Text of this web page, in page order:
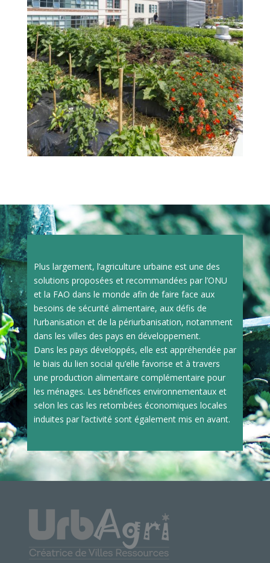
Plus largement, l’agriculture urbaine est une des
solutions proposées et recommandées par l’ONU
et la FAO dans le monde afin de faire face aux
besoins de sécurité alimentaire, aux défis de
l’urbanisation et de la périurbanisation, notamment
dans les villes des pays en développement.
Dans les pays développés, elle est appréhendée par
le biais du lien social qu’elle favorise et à travers
une production alimentaire complémentaire pour
les ménages. Les bénéfices environnementaux et
selon les cas les retombées économiques locales
induites par l’activité sont également mis en avant.